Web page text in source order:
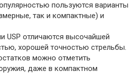
пользуются варианты
так и компактные) и
USP отличаются высочайшей
хорошей точностью стрельбы.
можно отметить
даже в компактном